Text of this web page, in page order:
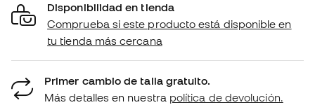
Disponibilidad en tienda
Comprueba si este producto está disponible en
tu tienda más cercana
Primer cambio de talla gratuito.
Más detalles en nuestra política de devolución.